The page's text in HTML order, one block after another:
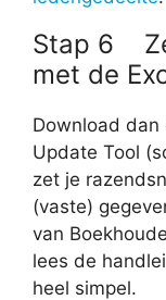
Stap 6
met de
Download dan
Update Tool
zet je
(vaste)
van
lees de
heel simpel.